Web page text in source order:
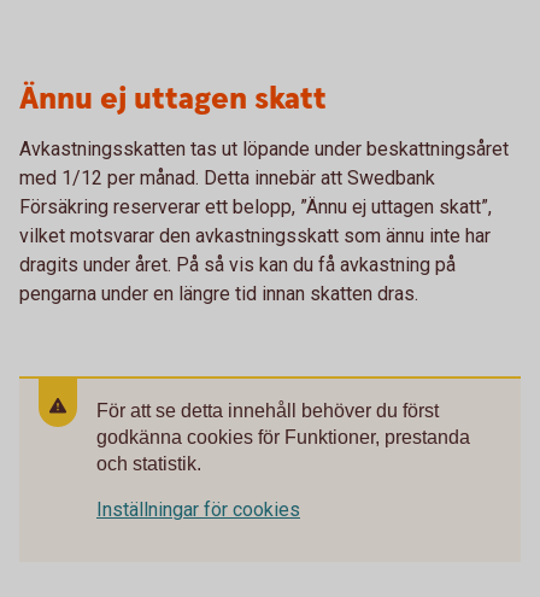
Ännu ej uttagen skatt
Avkastningsskatten tas ut löpande under beskattningsåret
med 1/12 per månad. Detta innebär att Swedbank
Försäkring reserverar ett belopp, ”Ännu ej uttagen skatt”,
vilket motsvarar den avkastningsskatt som ännu inte har
dragits under året. På så vis kan du få avkastning på
pengarna under en längre tid innan skatten dras.
För att se detta innehåll behöver du först
godkänna cookies för Funktioner, prestanda
och statistik.
Inställningar för cookies